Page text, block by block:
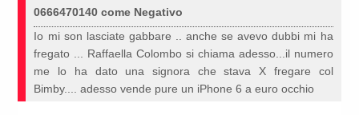
0666470140 come Negativo
Io mi son lasciate gabbare .. anche se avevo dubbi mi ha
fregato ... Raffaella Colombo si chiama adesso...il numero
me lo ha dato una signora che stava X fregare col
Bimby.... adesso vende pure un iPhone 6 a euro occhio